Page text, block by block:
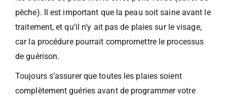
pêche). Il est important que la peau soit saine avant le
traitement, et qu’il n’y ait pas de plaies sur le visage,
car la procédure pourrait compromettre le processus
de guérison.
Toujours s’assurer que toutes les plaies soient
complètement guéries avant de programmer votre